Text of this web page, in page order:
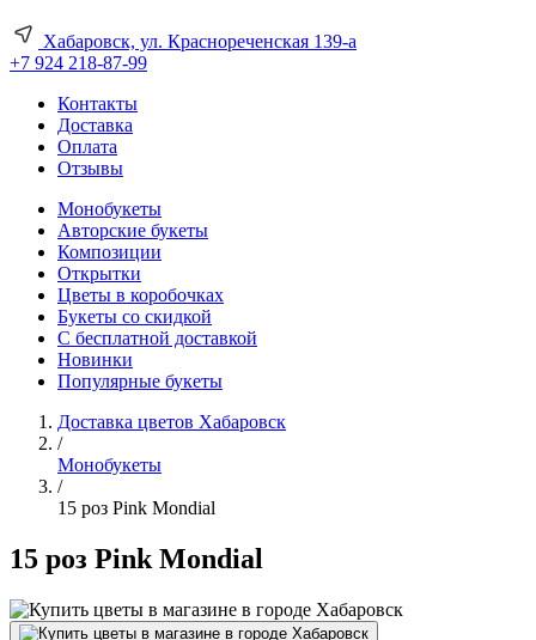
Хабаровск, ул. Краснореченская 139-а
+7 924 218-87-99
Контакты
Доставка
Оплата
Отзывы
Монобукеты
Авторские букеты
Композиции
Открытки
Цветы в коробочках
Букеты со скидкой
С бесплатной доставкой
Новинки
Популярные букеты
Доставка цветов Хабаровск
/
Монобукеты
/
15 роз Pink Mondial
15 роз Pink Mondial